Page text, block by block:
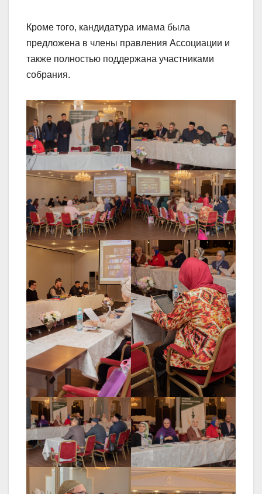
Кроме того, кандидатура имама была
предложена в члены правления Ассоциации и
также полностью поддержана участниками
собрания.